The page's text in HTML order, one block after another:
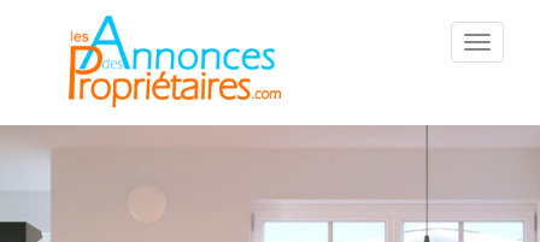
::Menu::